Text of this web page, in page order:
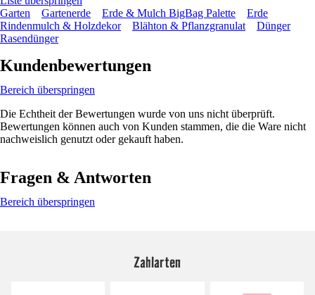
Garten
Gartenerde Erde & Mulch BigBag Palette
Erde
Rindenmulch & Holzdekor
Blähton & Pflanzgranulat
Dünger
Rasendünger
Kundenbewertungen
Bereich überspringen
Die Echtheit der Bewertungen wurde von uns nicht überprüft.
Bewertungen können auch von Kunden stammen, die die Ware nicht
nachweislich genutzt oder gekauft haben.
Fragen & Antworten
Bereich überspringen
Zahlarten